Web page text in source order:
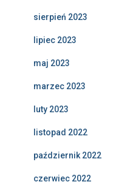
sierpień 2023
lipiec 2023
maj 2023
marzec 2023
luty 2023
listopad 2022
październik 2022
czerwiec 2022